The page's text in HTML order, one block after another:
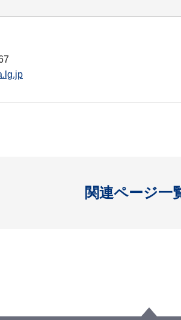
関連ページ一
開く